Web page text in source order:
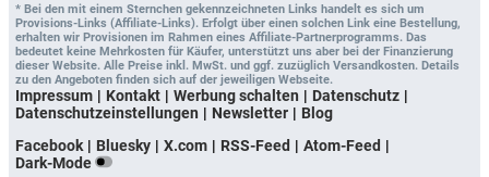
* Bei den mit einem Sternchen gekennzeichneten Links handelt es sich um
Provisions-Links (Affiliate-Links). Erfolgt über einen solchen Link eine Bestellung,
erhalten wir Provisionen im Rahmen eines Affiliate-Partnerprogramms. Das
bedeutet keine Mehrkosten für Käufer, unterstützt uns aber bei der Finanzierung
dieser Website. Alle Preise inkl. MwSt. und ggf. zuzüglich Versandkosten. Details
zu den Angeboten finden sich auf der jeweiligen Webseite.
Impressum Kontakt Werbung schalten
Datenschutz
Datenschutzeinstellungen
Newsletter
Blog
Facebook
Bluesky X.com RSS-Feed
Atom-Feed
Dark-Mode